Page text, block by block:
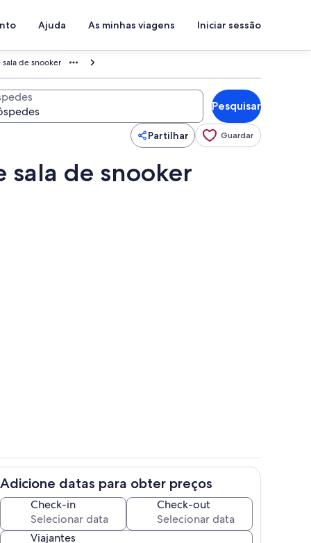
Ajuda As minhas viagens Iniciar sessão
de snooker
Pesquisar
Partilhar Guardar
sala de snooker
Terrenos do alojamento
Adicione datas para obter preços
Check-in Check-out
Viajantes